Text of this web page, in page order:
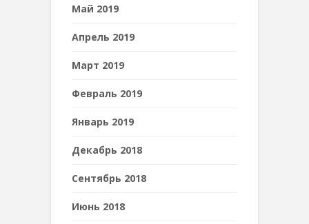
Май 2019
Апрель 2019
Март 2019
Февраль 2019
Январь 2019
Декабрь 2018
Сентябрь 2018
Июнь 2018